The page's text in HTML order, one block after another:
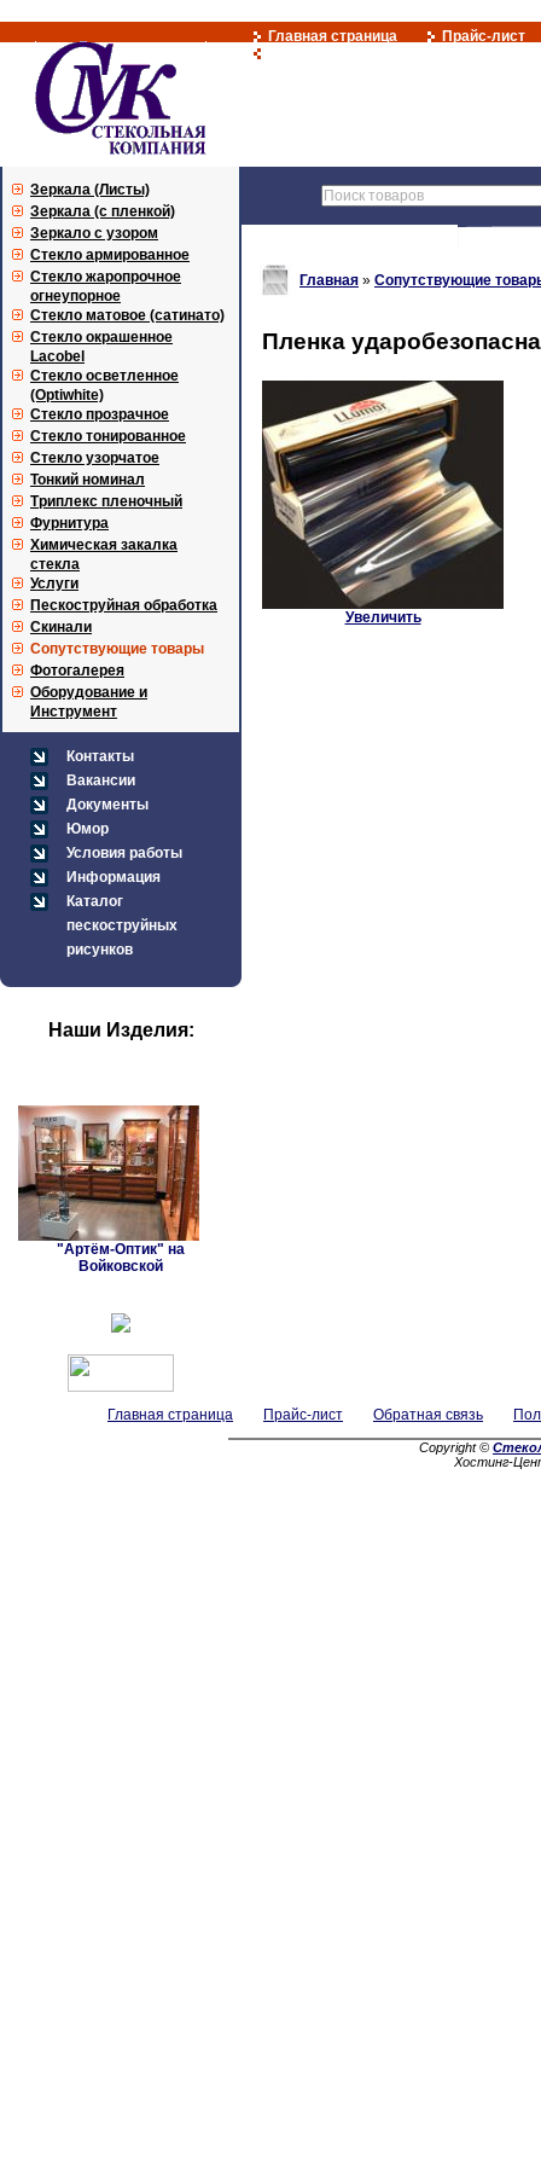
Главная страница
Прайс-лист
Зеркала (Листы)
Зеркала (с пленкой)
Зеркало с узором
Стекло армированное
Стекло жаропрочное
огнеупорное
Стекло матовое (сатинато)
Стекло окрашенное
Lacobel
Стекло осветленное
(Optiwhite)
Стекло прозрачное
Стекло тонированное
Стекло узорчатое
Тонкий номинал
Триплекс пленочный
Фурнитура
Химическая закалка
стекла
Услуги
Пескоструйная обработка
Скинали
Сопутствующие товары
Фотогалерея
Оборудование и
Инструмент
Контакты
Вакансии
Документы
Юмор
Условия работы
Информация
Каталог
пескоструйных
рисунков
Наши Изделия:
"Артём-Оптик" на
Войковской
Главная » Сопутствующие
Пленка
Увеличить
Главная страница Прайс-лист Обратная связь
Copyright ©
Хостинг-